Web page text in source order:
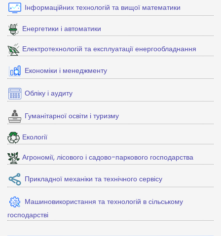
Інформаційних технологій та вищої математики
Енергетики і автоматики
Електротехнологій та експлуатації енергообладнання
Економіки і менеджменту
Обліку і аудиту
Гуманітарної освіти і туризму
Екології
Агрономії, лісового і садово-паркового господарства
Прикладної механіки та технічного сервісу
Машиновикористання та технологій в сільському
господарстві